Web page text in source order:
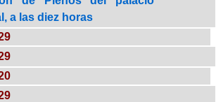
a las diez horas